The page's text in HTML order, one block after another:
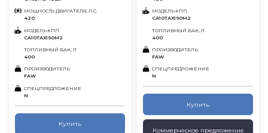
МОЩНОСТЬ ДВИГАТЕЛЯ, Л.С.
420
МОДЕЛЬ КПП
CA10TAX190M2
ТОПЛИВНЫЙ БАК, Л
400
ПРОИЗВОДИТЕЛЬ
FAW
СПЕЦПРЕДЛОЖЕНИЕ
N
Купить
МОДЕЛЬ КПП
CA10TAX190M2
ТОПЛИВНЫЙ БАК, Л
400
ПРОИЗВОДИТЕЛЬ
FAW
СПЕЦПРЕДЛОЖЕНИЕ
N
Купить
Коммерческое предложение